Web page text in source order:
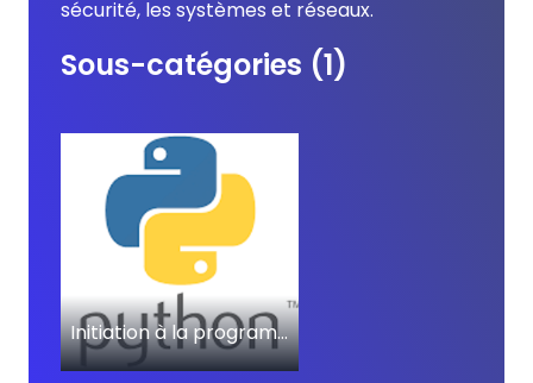
sécurité, les systèmes et réseaux.
Sous-catégories (1)
Initiation à la programmation avec Python